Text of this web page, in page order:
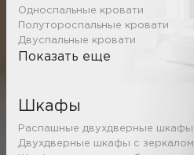
Односпальные кровати
Полутороспальные кровати
Двуспальные кровати
Показать еще
Шкафы
Распашные двухдверные шкафы
Двухдверные шкафы с зеркалом